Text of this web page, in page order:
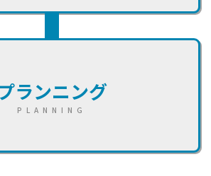
ランニング
PLANNING